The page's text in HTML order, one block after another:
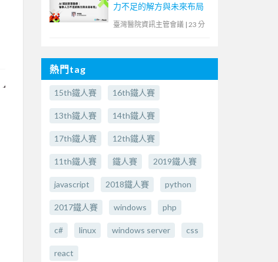
力不足的解方與未來布局
臺灣醫院資訊主管會議 | 23 分
熱門tag
15th鐵人賽 16th鐵人賽
13th鐵人賽 14th鐵人賽
17th鐵人賽 12th鐵人賽
11th鐵人賽 鐵人賽 2019鐵人賽
javascript 2018鐵人賽 python
2017鐵人賽 windows php
c# linux windows server css
react